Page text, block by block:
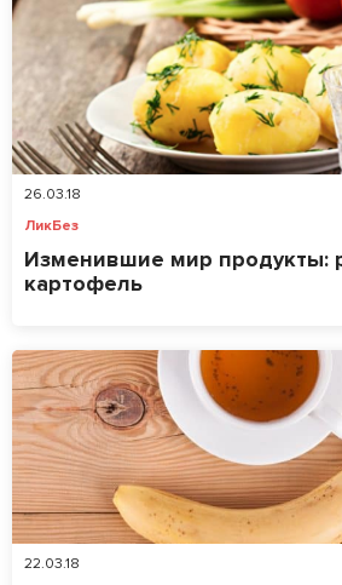
26.03.18
ЛикБез
Изменившие мир продукты:
картофель
22.03.18